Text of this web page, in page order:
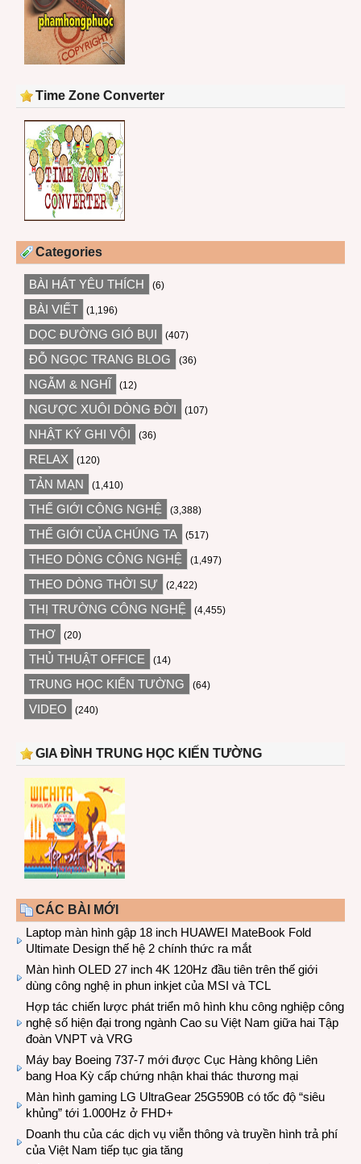
Time Zone Converter
Categories
BÀI HÁT YÊU THÍCH (6)
BÀI VIẾT (1,196)
DỌC ĐƯỜNG GIÓ BỤI (407)
ĐỖ NGỌC TRANG BLOG (36)
NGẪM & NGHĨ (12)
NGƯỢC XUÔI DÒNG ĐỜI (107)
NHẬT KÝ GHI VỘI (36)
RELAX (120)
TẢN MẠN (1,410)
THẾ GIỚI CÔNG NGHỆ (3,388)
THẾ GIỚI CỦA CHÚNG TA (517)
THEO DÒNG CÔNG NGHỆ (1,497)
THEO DÒNG THỜI SỰ (2,422)
THỊ TRƯỜNG CÔNG NGHỆ (4,455)
THƠ (20)
THỦ THUẬT OFFICE (14)
TRUNG HỌC KIẾN TƯỜNG (64)
VIDEO (240)
GIA ĐÌNH TRUNG HỌC KIẾN TƯỜNG
CÁC BÀI MỚI
Laptop màn hình gập 18 inch HUAWEI MateBook Fold
Ultimate Design thế hệ 2 chính thức ra mắt
Màn hình OLED 27 inch 4K 120Hz đầu tiên trên thế giới
dùng công nghệ in phun inkjet của MSI và TCL
Hợp tác chiến lược phát triển mô hình khu công nghiệp công
nghệ số hiện đại trong ngành Cao su Việt Nam giữa hai Tập
đoàn VNPT và VRG
Máy bay Boeing 737-7 mới được Cục Hàng không Liên
bang Hoa Kỳ cấp chứng nhận khai thác thương mại
Màn hình gaming LG UltraGear 25G590B có tốc độ “siêu
khủng” tới 1.000Hz ở FHD+
Doanh thu của các dịch vụ viễn thông và truyền hình trả phí
của Việt Nam tiếp tục gia tăng